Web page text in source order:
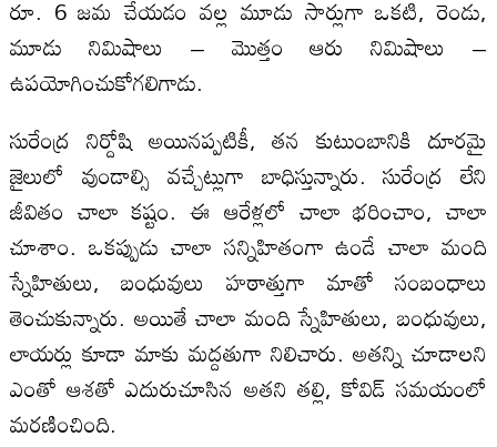
రూ. 6 జమ చేయడం వల్ల మూడు సార్లుగా ఒకటి, రెండు,
మూడు నిమిషాలు – మొత్తం ఆరు నిమిషాలు –
ఉపయోగించుకోగలిగాడు.
సురేంద్ర నిర్దోషి అయినప్పటికీ, తన కుటుంబానికి దూరమై
జైలులో వుండాల్సి వచ్చేట్లుగా బాధిస్తున్నారు. సురేంద్ర లేని
జీవితం చాలా కష్టం. ఈ ఆరేళ్లలో చాలా భరించాం, చాలా
చూశాం. ఒకప్పుడు చాలా సన్నిహితంగా ఉండే చాలా మంది
స్నేహితులు, బంధువులు హఠాత్తుగా మాతో సంబంధాలు
తెంచుకున్నారు. అయితే చాలా మంది స్నేహితులు, బంధువులు,
లాయర్లు కూడా మాకు మద్దతుగా నిలిచారు. అతన్ని చూడాలని
ఎంతో ఆశతో ఎదురుచూసిన అతని తల్లి, కోవిడ్ సమయంలో
మరణించింది.